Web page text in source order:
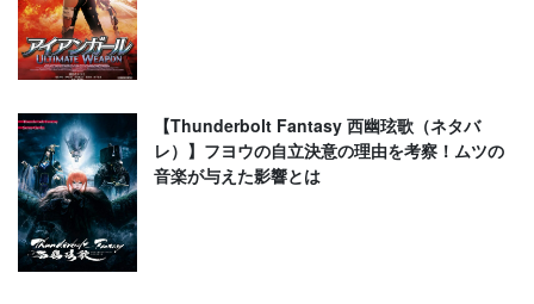
【Thunderbolt Fantasy 西幽玹歌（ネタバ
レ）】フヨウの自立決意の理由を考察！ムツの
音楽が与えた影響とは